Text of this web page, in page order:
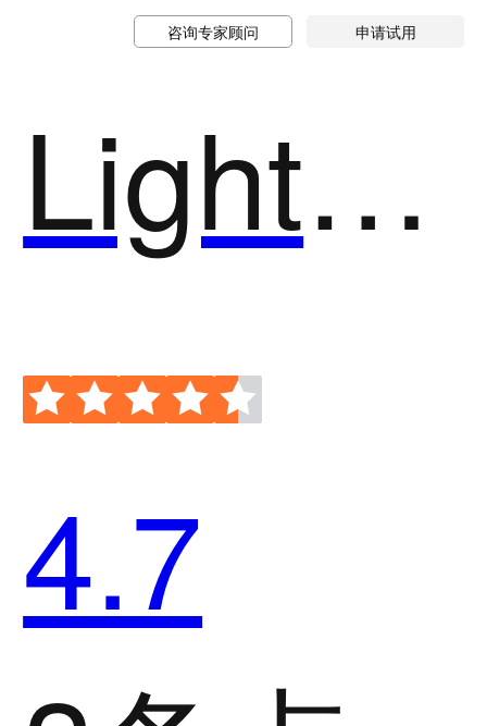
咨询专家顾问 申请试用
LightIO邀拍影云
4.7